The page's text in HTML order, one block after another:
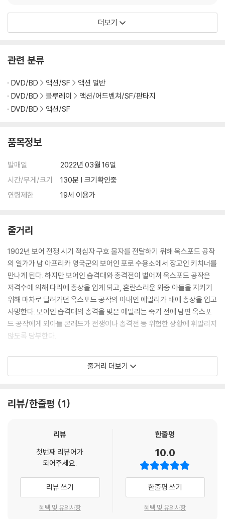
펜싱 검투 액션과 추락하는 비행기에서 탈출하는 과정을 숨 막히는 긴장감
으로 그려낸 고공 낙하 액션까지 더해져 스파이 액션의 NEW 클래식을 확
인할 수 있는 역대급 작품의 탄생을 알린다.
어있어 더욱 화제를 모았다. 극 중 옥스포드 공작이 빙벽을 오르기 위해 구
등장했던 신발 끝에서 독이 묻은 칼이 나와 상대를 공격하는 ‘포이즌 구
시 “[킹스맨] 1, 2편을 살짝 오마주한 장면들이 나온다”고 밝혀 이 외의 숨
겨진 장면들을 찾아보는 재미가 있다. 뿐만 아니라 육지에서 벌어지는 대
액션까지 육해공을 넘나드는 스펙터클한 스케일은 [킹스맨] 시리즈의 새
[킹스맨: 퍼스트 에이전트] 블루레이 출시!
본편 보다 더 긴 보너스 134분의 다큐 메이킹 영상
고퀄리티 영상과 오디오로 만나는 스펙타클 시대극
[킹스맨: 퍼스트 에이전트] 블루레이는 2.39:1 1080P HD, ENGLISH 7.1
DTS-HD MASTER AUDIO의 고퀄리티 영상과 오디오 스펙으로 출시된
다. 또 한 가지 주목할 만한 감상 포인트는 본편보다 더 긴 보너스 트랙 134
분 분량의 특별한 메이킹 다큐 영상과 제작 비하인드 영상이 수록되어 있
다는 점이다.
[킹스맨: 퍼스트 에이전트]의 보너스 영상은 그 동안 소개된 디즈니 특유
의 메이킹 영상과는 다른 구성이 눈에 띄는데 이는 월트 디즈니 제작이 아
을 흥미진진하게 보여준다. 고퀄리티의 영상과 오디오를 차치하더라도 본
퍼스트 에이전트]의 블루레이 소장 가치는 충분하다 할 수 있다.
영어 7.1 DTS-HD MASTER AUDIO 외 프랑스어, 스페인어 5.1 돌비 디
지털 오디오와 영어, 프랑스어, 스페인어, 한국어 자막 등이 수록되어 있
다. 총 90분에 가까운 보너스 다큐 영상인 ‘킹스맨: 위대한 게임의 시작’은
사실적이고 재미있는 메이킹 다큐로 각각의 세부 부가 영상들을 통해 킹스
서, R등급 공식 예고편 등이 수록되어 있다.
더보기
관련 분류
DVD/BD 액션/SF
액션 일반
DVD/BD
블루레이
액션/어드벤쳐/SF/판타지
DVD/BD
액션/SF
품목정보
발매일
2022년 03월 16일
시간/무게/크기
130분 | 크기확인중
연령제한
19세 이용가
줄거리
1902년 보어 전쟁 시기 적십자 구호 물자를 전달하기 위해 옥스포드 공작
의 일가가 남 아프리카 영국군의 보어인 포로 수용소에서 장교인 키치너를
만나게 된다. 하지만 보어인 습격대와 총격전이 벌어져 옥스포드 공작은
저격수에 의해 다리에 총상을 입게 되고, 혼란스러운 와중 아들을 지키기
위해 마차로 달려가던 옥스포드 공작의 아내인 에밀리가 배에 총상을 입고
사망한다. 보어인 습격대의 총격을 맞은 에밀리는 죽기 전에 남편 옥스포
드 공작에게 외아들 콘래드가 전쟁이나 총격전 등 위험한 상황에 휘말리지
않도록 당부한다.
그후, 1914년에 옥스포드 공작과 콘래드는 킹스맨 양장점에서 양복을 맞
추기로 한다. 킹스맨 양장점에서 만난 키치너 장군은 공작에게 사라예보에
아의 프란츠 페르디난트 대공을 암살할 계획을 세운다. 목자의 무리에는
되어 있었다. 악의 조직은 동물 문양이 새겨진 반지를 통해 서로 조직원임
공작은 아들 콘래드와 함께 사라예보로 가서 페르디난트 대공 부부를 엄호
하게 된다. 처음 가브릴로 프린치프는 페르디난트 대공 부부가 탄 차량에
줄거리 더보기
리뷰/한줄평 1
리뷰
첫번째 리뷰어가
되어주세요.
리뷰 쓰기
혜택 및 유의사항
한줄평
10.0
한줄평 쓰기
혜택 및 유의사항